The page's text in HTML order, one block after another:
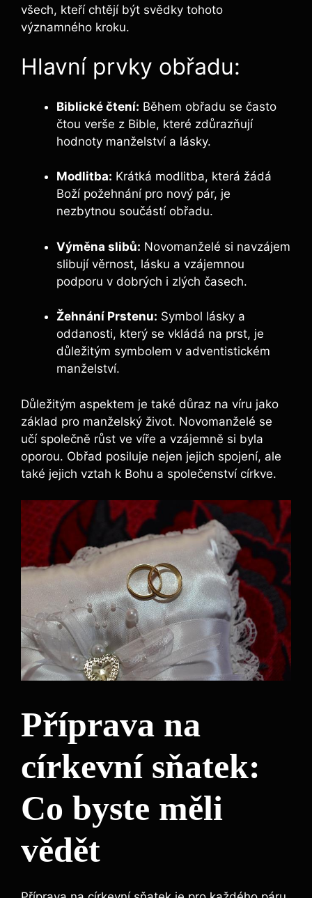
všech, kteří chtějí být svědky tohoto
významného kroku.
Hlavní prvky obřadu:
Biblické čtení: Během obřadu se často
čtou verše z Bible, které zdůrazňují
hodnoty manželství a lásky.
Modlitba: Krátká modlitba, která žádá
Boží požehnání pro nový pár, je
nezbytnou součástí obřadu.
Výměna slibů: Novomanželé si navzájem
slibují věrnost, lásku a vzájemnou
podporu v dobrých i zlých časech.
Žehnání Prstenu: Symbol lásky a
oddanosti, který se vkládá na prst, je
důležitým symbolem v adventistickém
manželství.
Důležitým aspektem je také důraz na víru jako
základ pro manželský život. Novomanželé se
učí společně růst ve víře a vzájemně si byla
oporou. Obřad posiluje nejen jejich spojení, ale
také jejich vztah k Bohu a společenství církve.
Příprava na
církevní sňatek:
Co byste měli
vědět